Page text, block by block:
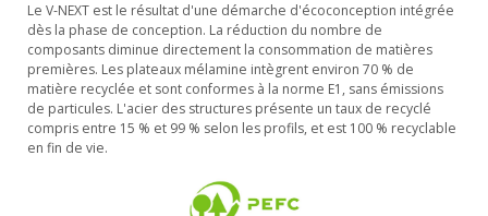
Le V-NEXT est le résultat d'une démarche d'écoconception intégrée
dès la phase de conception. La réduction du nombre de
composants diminue directement la consommation de matières
premières. Les plateaux mélamine intègrent environ 70 % de
matière recyclée et sont conformes à la norme E1, sans émissions
de particules. L'acier des structures présente un taux de recyclé
compris entre 15 % et 99 % selon les profils, et est 100 % recyclable
en fin de vie.